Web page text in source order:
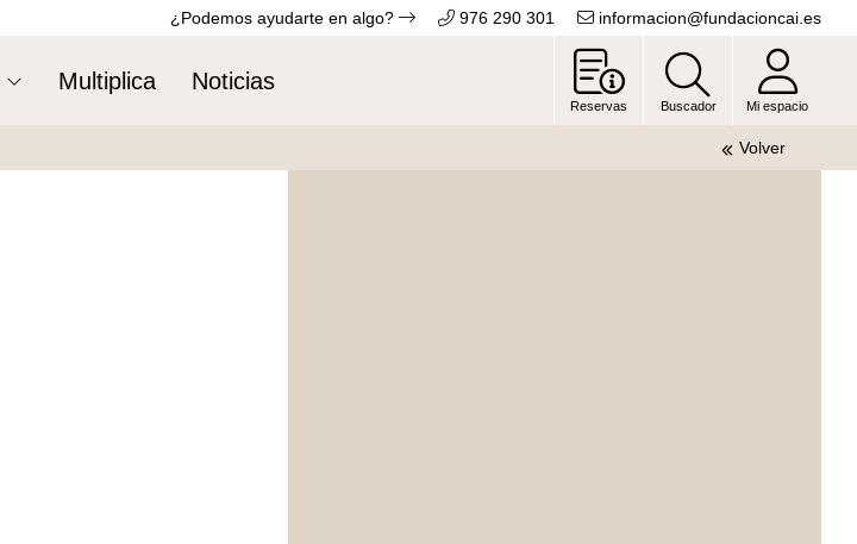
¿Podemos ayudarte en algo? 976 290 301 informacion@fundacioncai.es
Multiplica Noticias
Reservas Buscador Mi espacio
Volver